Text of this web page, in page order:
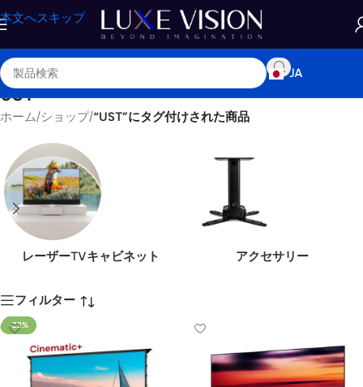
本文へスキップ
JA
UST
ホーム/ショップ/“UST”にタグ付けされた商品
レーザーTVキャビネット アクセサリー
フィルター
-22%